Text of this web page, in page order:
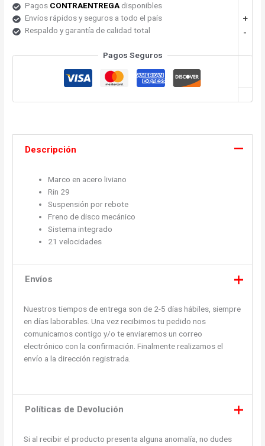
-
+
Pagos CONTRAENTREGAdisponibles
Envíos rápidos y seguros a todo el país
Respaldo y garantía de calidad total
Pagos Seguros
Descripción
Marco en acero liviano
Rin 29
Suspensión por rebote
Freno de disco mecánico
Sistema integrado
21 velocidades
Envíos
Nuestros tiempos de entrega son de 2-5 días hábiles, siempre
en días laborables. Una vez recibimos tu pedido nos
comunicamos contigo y/o te enviaremos un correo
electrónico con la confirmación. Finalmente realizamos el
envío a la dirección registrada.
Políticas de Devolución
Si al recibir el producto presenta alguna anomalía, no dudes